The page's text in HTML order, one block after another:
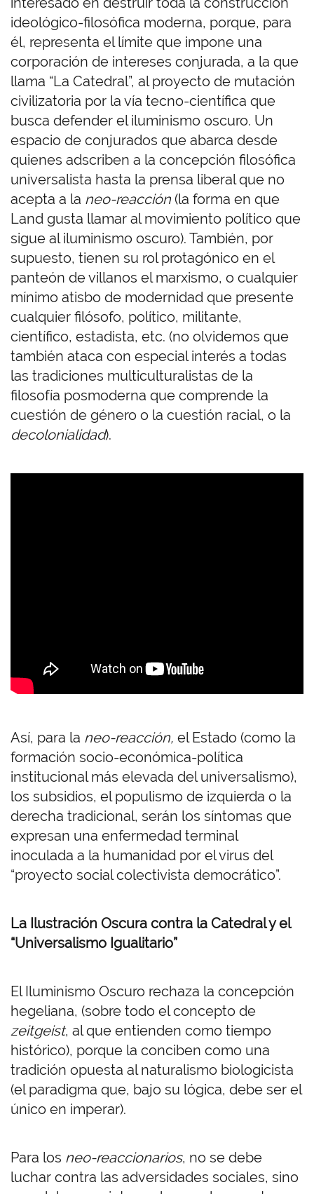
ideológico-filosófica moderna, porque, para
él, representa el límite que impone una
corporación de intereses conjurada, a la que
llama “La Catedral”, al proyecto de mutación
civilizatoria por la vía tecno-científica que
busca defender el iluminismo oscuro. Un
espacio de conjurados que abarca desde
quienes adscriben a la concepción filosófica
universalista hasta la prensa liberal que no
acepta a la neo-reacción (la forma en que
Land gusta llamar al movimiento político que
sigue al iluminismo oscuro). También, por
supuesto, tienen su rol protagónico en el
panteón de villanos el marxismo, o cualquier
mínimo atisbo de modernidad que presente
cualquier filósofo, político, militante,
científico, estadista, etc. (no olvidemos que
también ataca con especial interés a todas
las tradiciones multiculturalistas de la
filosofía posmoderna que comprende la
cuestión de género o la cuestión racial, o la
decolonialidad).
Así, para la neo-reacción, el Estado (como la
formación socio-económica-política
institucional más elevada del universalismo),
los subsidios, el populismo de izquierda o la
derecha tradicional, serán los síntomas que
expresan una enfermedad terminal
inoculada a la humanidad por el virus del
“proyecto social colectivista democrático”.
La Ilustración Oscura contra la Catedral y el
“Universalismo Igualitario”
El Iluminismo Oscuro rechaza la concepción
hegeliana, (sobre todo el concepto de
zeitgeist, al que entienden como tiempo
histórico), porque la conciben como una
tradición opuesta al naturalismo biologicista
(el paradigma que, bajo su lógica, debe ser el
único en imperar).
Para los neo-reaccionarios, no se debe
luchar contra las adversidades sociales, sino